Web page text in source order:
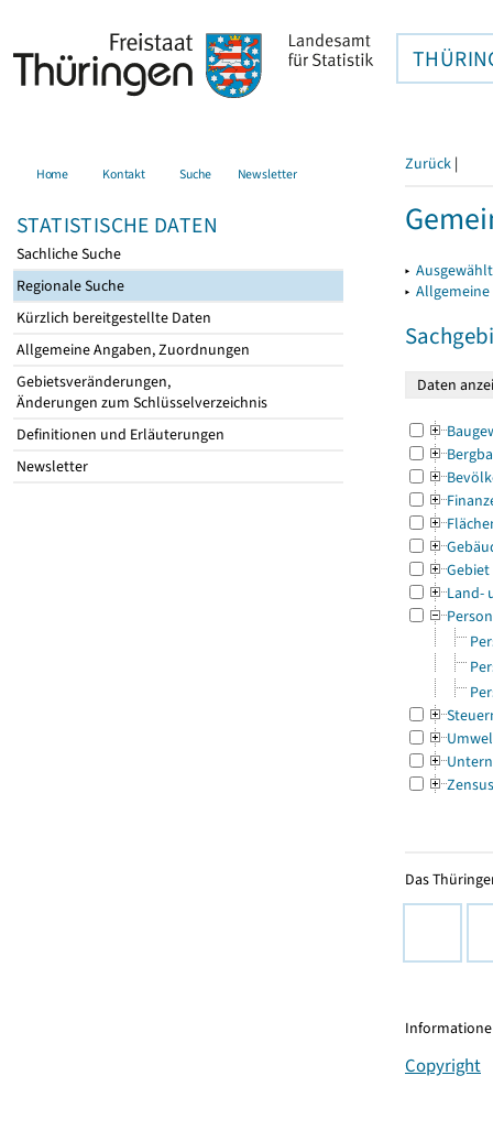
Home Kontakt Suche Newsletter
STATISTISCHE DATEN
Sachliche Suche
Regionale Suche
Kürzlich bereitgestellte Daten
Allgemeine Angaben, Zuordnungen
Gebietsveränderungen,
Änderungen zum Schlüsselverzeichnis
Definitionen und Erläuterungen
Newsletter
Zurück |
▸
▸
Gebiet
Land-
Zensus
Das
Copyright